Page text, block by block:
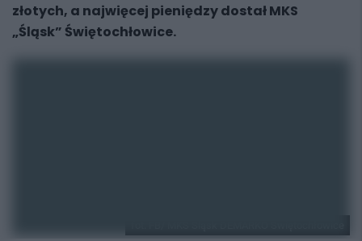
złotych, a najwięcej pieniędzy dostał MKS
„Śląsk” Świętochłowice.